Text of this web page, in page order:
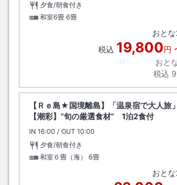
夕食/朝食付き
和室6畳 6畳
おとな
税込 19,800円
おと
税込
【Ｒｅ島★国境離島】「温泉宿で大人旅
【潮彩】”旬の厳選食材” 1泊2食付
IN チェックイン
16:00 / OUT チェックアウト
10:00
夕食/朝食付き
和室６畳（海）
6畳
おとな